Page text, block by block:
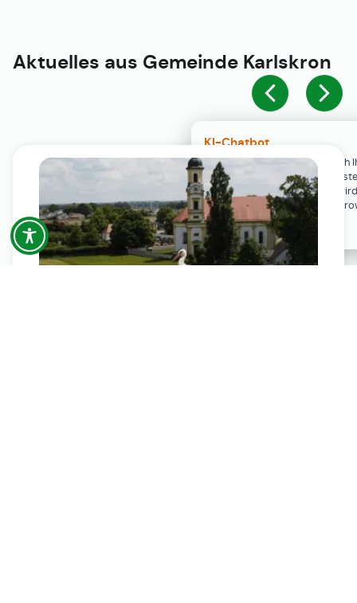
KI-Chatbot
Der KI-Chatbot steht erst nach
Einwilligung in den Cookie-
Verfügung. Der Chat-Verlauf
ausschließlich lokal in Ihrem
gespeichert.
Aktuelles aus Gemeinde Karlskron